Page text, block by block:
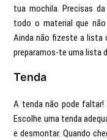
tua mochila. Precisas
todo o material que
Ainda não fizeste a lista
preparamos-te uma lista
Tenda
A tenda não pode faltar!
Escolhe uma tenda
e desmontar. Quando